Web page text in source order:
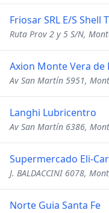
Friosar SRL E/S
Ruta Prov 2 y 5 S/N,
Axion Monte Vera de
Av San Martín 5951,
Langhi Lubricentro
Av San Martín 6386,
Supermercado Eli-Car
J. BALDACCINI 6078,
Norte Guia Santa Fe